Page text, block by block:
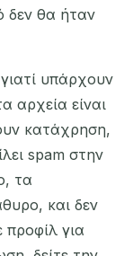
δεν θα ήταν
υπάρχουν
αρχεία είναι
κατάχρηση,
spam στην
τα
και δεν
προφίλ για